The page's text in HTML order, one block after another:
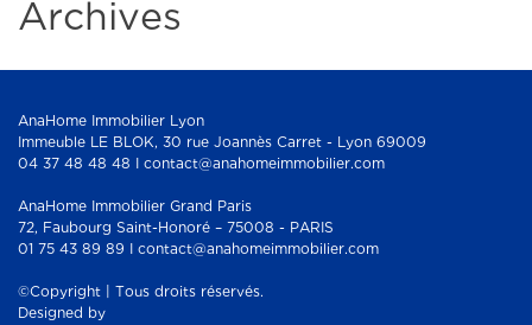
Archives
AnaHome Immobilier Lyon
Immeuble LE BLOK, 30 rue Joannès Carret - Lyon 69009
04 37 48 48 48 I contact@anahomeimmobilier.com
AnaHome Immobilier Grand Paris
72, Faubourg Saint-Honoré – 75008 - PARIS
01 75 43 89 89 I contact@anahomeimmobilier.com
©Copyright | Tous droits réservés.
Designed by